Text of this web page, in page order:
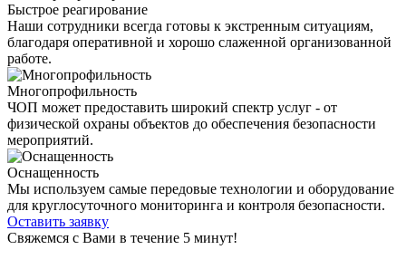
Быстрое реагирование
Наши сотрудники всегда готовы к экстренным ситуациям,
благодаря оперативной и хорошо слаженной организованной
работе.
Многопрофильность
ЧОП может предоставить широкий спектр услуг - от
физической охраны объектов до обеспечения безопасности
мероприятий.
Оснащенность
Мы используем самые передовые технологии и оборудование
для круглосуточного мониторинга и контроля безопасности.
Оставить заявку
Свяжемся c Вами в течение 5 минут!